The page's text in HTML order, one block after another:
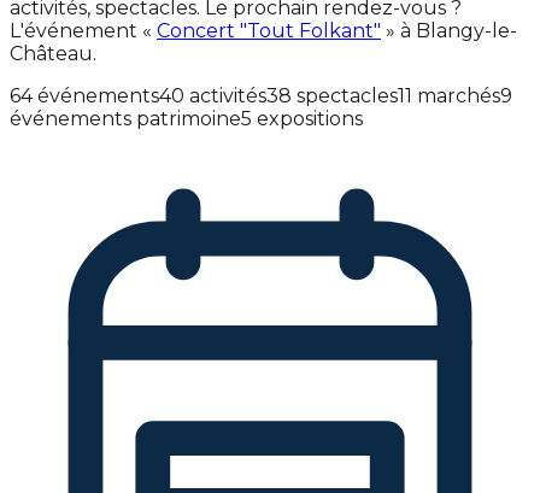
activités, spectacles. Le prochain rendez-vous ?
L'événement « Concert "Tout Folkant" » à Blangy-le-
Château.
64 événements40 activités38 spectacles11 marchés9
événements patrimoine5 expositions